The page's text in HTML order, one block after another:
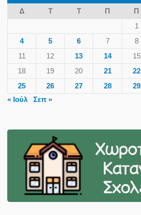
Δ
Τ Τ Π Π
1
4
5 6 7 8
11
12 13 14 15
18
19 20 21 22
25
26 27 28 29
« Ιούλ
Σεπ »